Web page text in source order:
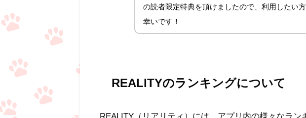
の読者限定特典を頂けましたので、利用したい
幸いです！
REALITYのランキングについて
REALITY（リアリティ）には、アプリ内の様々なラ